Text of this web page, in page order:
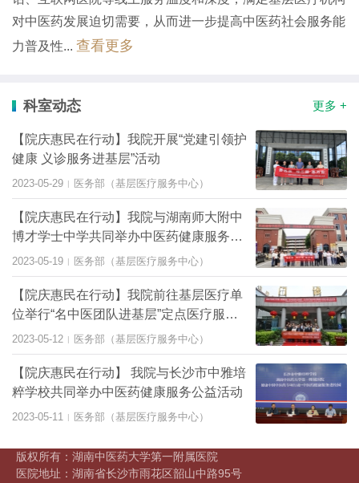
对中医药发展迫切需要，从而进一步提高中医药社会服务能
力普及性... 查看更多
科室动态 更多 +
【院庆惠民在行动】我院开展“党建引领护
健康 义诊服务进基层”活动
2023-05-29 | 医务部（基层医疗服务中心）
【院庆惠民在行动】我院与湖南师大附中
博才学士中学共同举办中医药健康服务公
益活动
2023-05-19 | 医务部（基层医疗服务中心）
【院庆惠民在行动】我院前往基层医疗单
位举行“名中医团队进基层”定点医疗服务
单位揭牌仪式暨大型义诊活动
2023-05-12 | 医务部（基层医疗服务中心）
【院庆惠民在行动】 我院与长沙市中雅培
粹学校共同举办中医药健康服务公益活动
2023-05-11 | 医务部（基层医疗服务中心）
版权所有：湖南中医药大学第一附属医院
医院地址：湖南省长沙市雨花区韶山中路95号